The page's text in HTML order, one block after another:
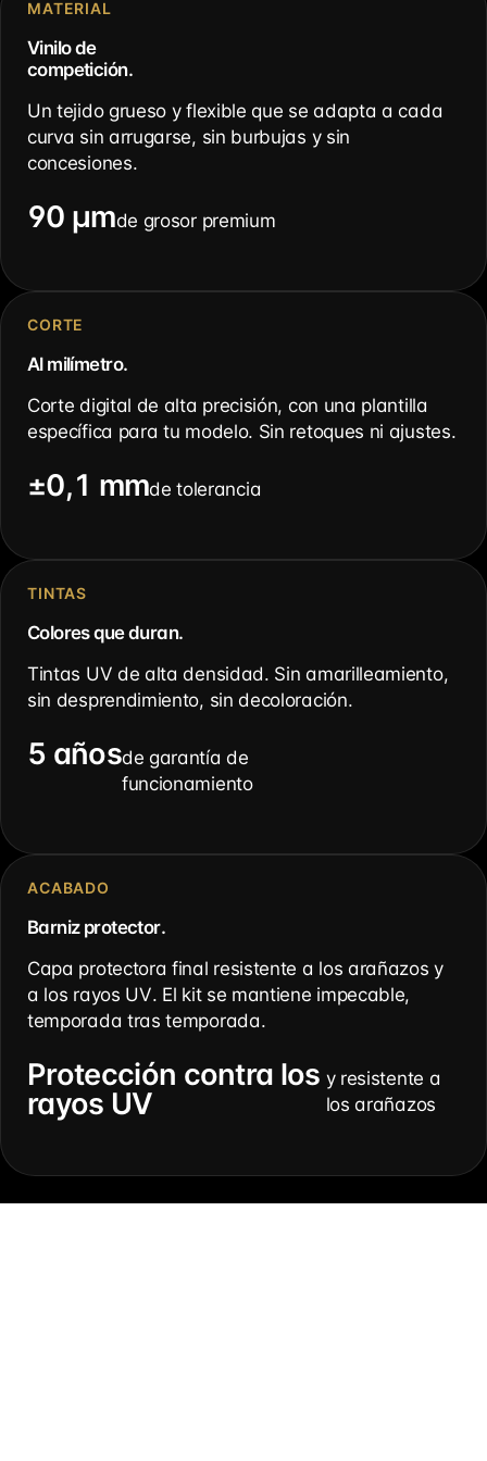
MATERIAL
Vinilo de
competición.
Un tejido grueso y flexible que se adapta a cada
curva sin arrugarse, sin burbujas y sin
concesiones.
90 µmde grosor premium
CORTE
Al milímetro.
Corte digital de alta precisión, con una plantilla
específica para tu modelo. Sin retoques ni ajustes.
±0,1 mmde tolerancia
TINTAS
Colores que duran.
Tintas UV de alta densidad. Sin amarilleamiento,
sin desprendimiento, sin decoloración.
5 añosde garantía de
funcionamiento
ACABADO
Barniz protector.
Capa protectora final resistente a los arañazos y
a los rayos UV. El kit se mantiene impecable,
temporada tras temporada.
Protección contra los
rayos UV
y resistente a
los arañazos